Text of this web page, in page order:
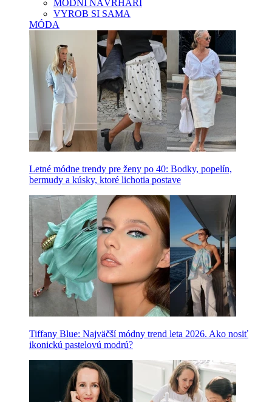
MÓDNI NÁVRHÁRI
VYROB SI SAMA
MÓDA
Letné módne trendy pre ženy po 40: Bodky, popelín,
bermudy a kúsky, ktoré lichotia postave
Tiffany Blue: Najväčší módny trend leta 2026. Ako nosiť
ikonickú pastelovú modrú?